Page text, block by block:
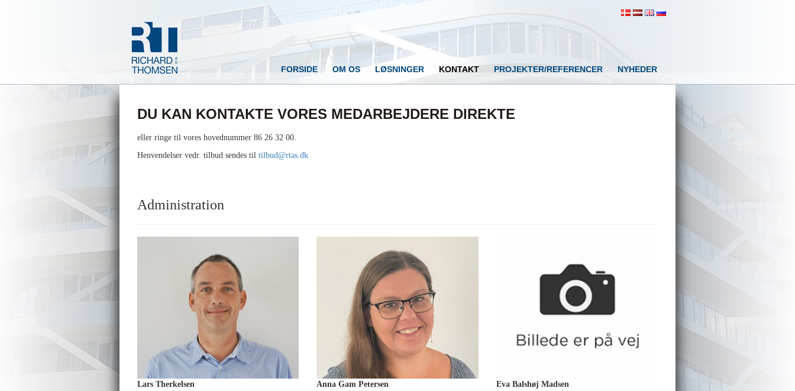
FORSIDE OM OS LØSNINGER KONTAKT PROJEKTER/REFERENCER NYHEDER
DU KAN KONTAKTE VORES MEDARBEJDERE DIREKTE
eller ringe til vores hovednummer 86 26 32 00.
Henvendelser vedr. tilbud sendes til tilbud@rtas.dk
Administration
Lars Therkelsen
Anna Gam Petersen
Eva Balshøj Madsen